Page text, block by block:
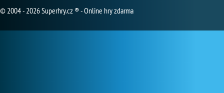
© 2004 - 2026 Superhry.cz ® - Online hry zdarma